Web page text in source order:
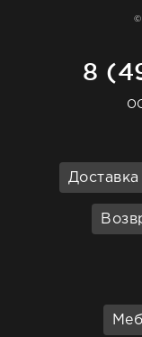
©
8
Доставка